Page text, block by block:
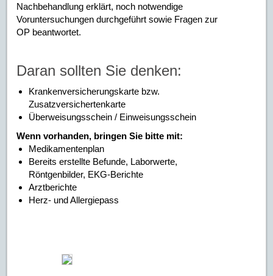
Nachbehandlung erklärt, noch notwendige
Voruntersuchungen durchgeführt sowie Fragen zur
OP beantwortet.
Daran sollten Sie denken:
Krankenversicherungskarte bzw.
Zusatzversichertenkarte
Überweisungsschein / Einweisungsschein
Wenn vorhanden, bringen Sie bitte mit:
Medikamentenplan
Bereits erstellte Befunde, Laborwerte,
Röntgenbilder, EKG-Berichte
Arztberichte
Herz- und Allergiepass